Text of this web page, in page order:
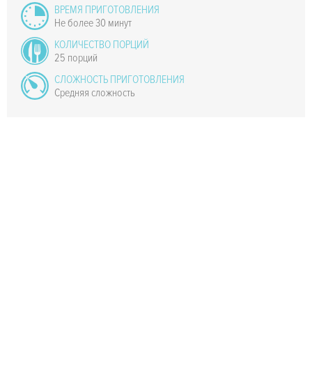
ВРЕМЯ ПРИГОТОВЛЕНИЯ
Не более 30 минут
КОЛИЧЕСТВО ПОРЦИЙ
25 порций
СЛОЖНОСТЬ ПРИГОТОВЛЕНИЯ
Средняя сложность